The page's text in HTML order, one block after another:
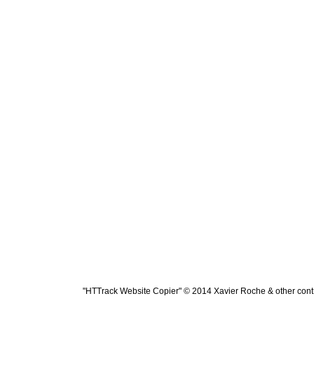
"HTTrack Website Copier" © 2014 Xavier Roche & other